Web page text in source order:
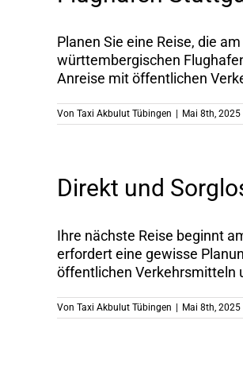
Planen Sie eine Reise, die
württembergischen
Anreise mit öffentlichen
Von Taxi Akbulut Tübingen Mai 8th, 2025
Direkt und
Ihre nächste Reise beginnt
erfordert eine gewisse
öffentlichen Verkehrsmitteln
Von Taxi Akbulut Tübingen Mai 8th, 2025